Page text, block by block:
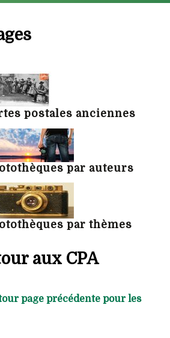
postales anciennes
par auteurs
par thèmes
aux CPA
page précédente pour les